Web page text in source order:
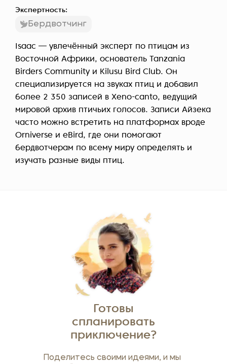
Экспертность:
Бердвотчинг
Isaac — увлечённый эксперт по птицам из
Восточной Африки, основатель Tanzania
Birders Community и Kilusu Bird Club. Он
специализируется на звуках птиц и добавил
более 2 350 записей в Xeno-canto, ведущий
мировой архив птичьих голосов. Записи Айзека
часто можно встретить на платформах вроде
Orniverse и eBird, где они помогают
бердвотчерам по всему миру определять и
изучать разные виды птиц.
Готовы
спланировать
приключение?
Поделитесь своими идеями, и мы